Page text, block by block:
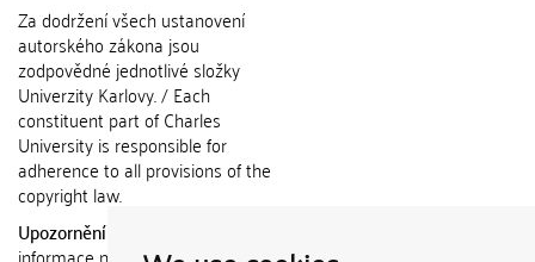
Za dodržení všech ustanovení
autorského zákona jsou
zodpovědné jednotlivé složky
Univerzity Karlovy. / Each
constituent part of Charles
University is responsible for
adherence to all provisions of the
copyright law.
Upozornění / Notice: